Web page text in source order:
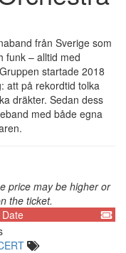
från Sverige som
funk – alltid med
startade 2018
att på rekordtid tolka
dräkter. Sedan dess
med både egna
price may be higher or
the ticket.
Date